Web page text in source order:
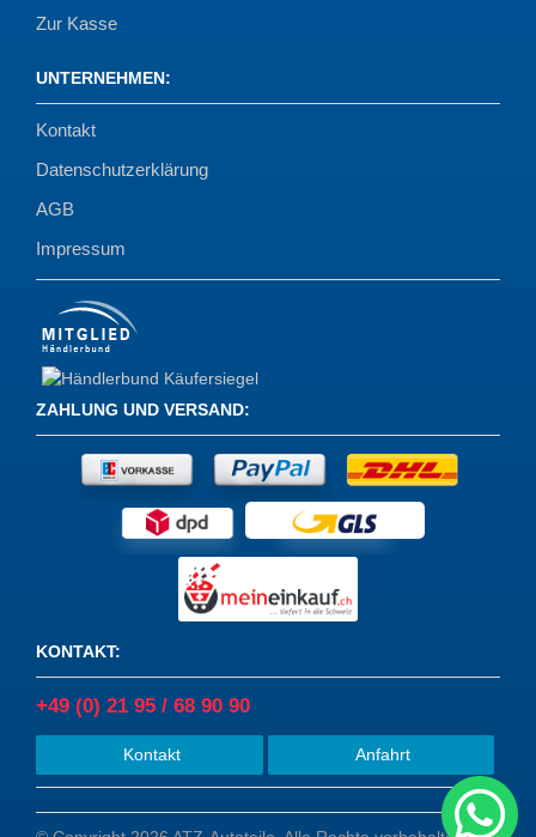
Zur Kasse
UNTERNEHMEN:
Kontakt
Datenschutzerklärung
AGB
Impressum
ZAHLUNG UND VERSAND:
KONTAKT:
+49 (0) 21 95 / 68 90 90
Kontakt Anfahrt